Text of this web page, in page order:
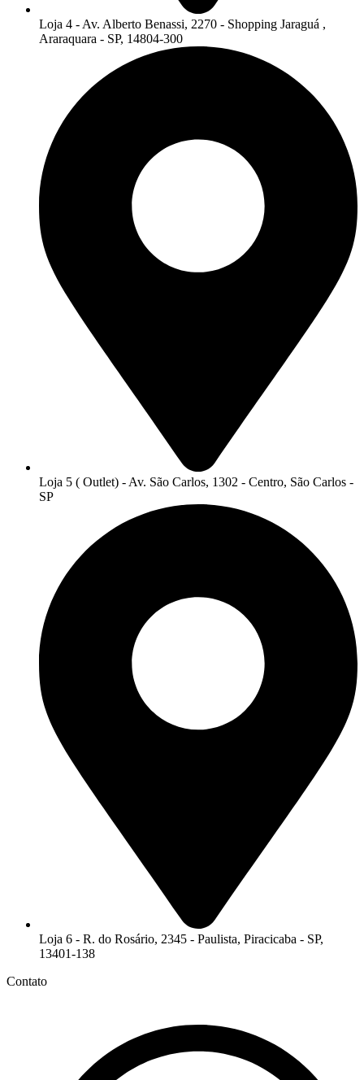
Loja 4 - Av. Alberto Benassi, 2270 - Shopping Jaraguá ,
Araraquara - SP, 14804-300
Loja 5 ( Outlet) - Av. São Carlos, 1302 - Centro, São Carlos -
SP
Loja 6 - R. do Rosário, 2345 - Paulista, Piracicaba - SP,
13401-138
Contato